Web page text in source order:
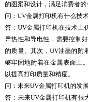
的图案和设计，满足消费者的
问：UV金属打印机有什么技
答：UV金属打印机在技术上
导热性和导电性，需要控制
的质量。其次，UV油墨的附
够牢固地附着在金属表面上
以提高打印质量和精度。
问：未来UV金属打印机的发
答：未来UV金属打印机有很